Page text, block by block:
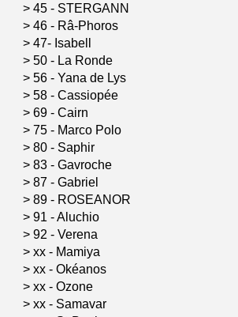
> 45 - STERGANN
> 46 - Râ-Phoros
> 47- Isabell
> 50 - La Ronde
> 56 - Yana de Lys
> 58 - Cassiopée
> 69 - Cairn
> 75 - Marco Polo
> 80 - Saphir
> 83 - Gavroche
> 87 - Gabriel
> 89 - ROSEANOR
> 91 - Aluchio
> 92 - Verena
> xx - Mamiya
> xx - Okéanos
> xx - Ozone
> xx - Samavar